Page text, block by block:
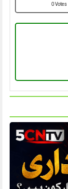
0 Votes